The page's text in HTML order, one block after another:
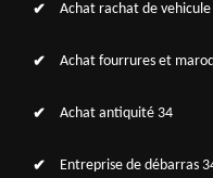
Achat rachat de
Achat fourrures et
Achat antiquité 34
Entreprise de débarras